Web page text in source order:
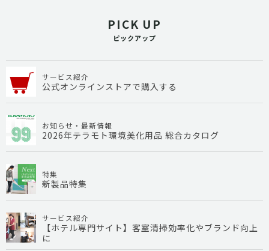
PICK UP
ピックアップ
サービス紹介
公式オンラインストアで購入する
お知らせ・最新情報
2026年テラモト環境美化用品 総合カタログ
特集
新製品特集
サービス紹介
【ホテル専門サイト】客室清掃効率化やブランド向上
に